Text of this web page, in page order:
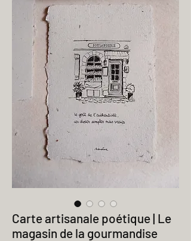
Carte artisanale poétique | Le
magasin de la gourmandise